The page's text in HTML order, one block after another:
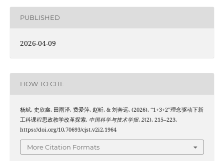
PUBLISHED
2026-04-09
HOW TO CITE
杨斌, 史欣鑫, 田雨泽, 费爱萍, 赵昕, & 刘奔远. (2026). “1+3+2”理念驱动下新
工科课程思政教学改革探索. 中国科学与技术学报, 2(2), 215–223.
https://doi.org/10.70693/cjst.v2i2.1964
More Citation Formats